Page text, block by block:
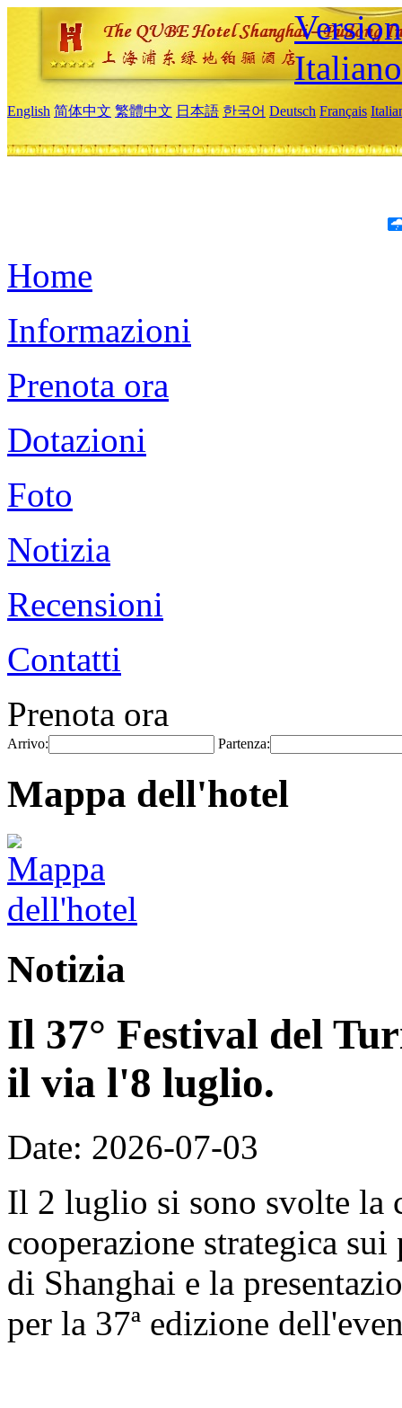
Italiano
English 简体中文 繁體中文 日本語 한국어 Deutsch Français
Home
Informazioni
Prenota ora
Dotazioni
Foto
Notizia
Recensioni
Contatti
Prenota ora
Arrivo: Partenza:
Mappa dell'hotel
Notizia
Il 37° Festival del
il via l'8 luglio.
Date: 2026-07-03
Il 2 luglio si sono svolte la
cooperazione strategica
di Shanghai e la
per la 37ª edizione